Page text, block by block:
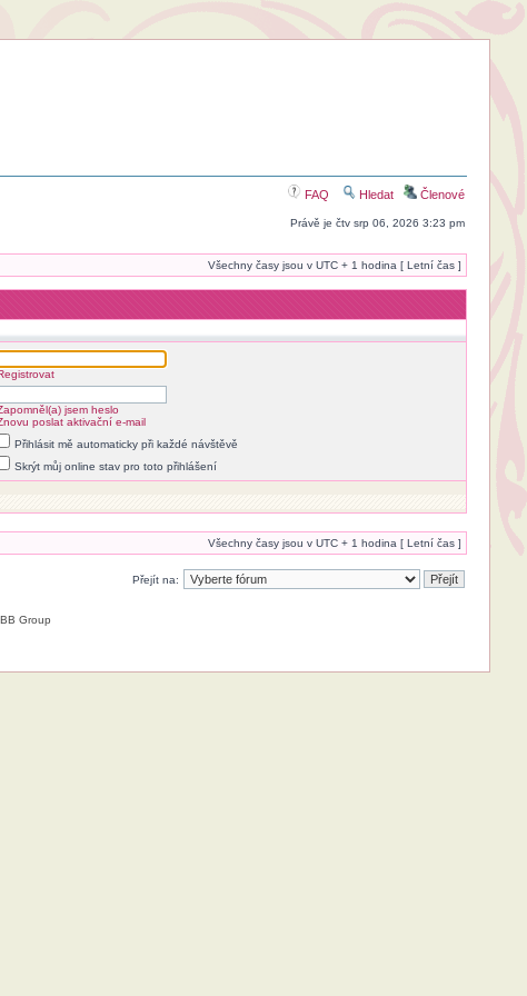
FAQ Hledat Členové
Právě je čtv srp 06, 2026 3:23 pm
Všechny časy jsou v UTC + 1 hodina [ Letní čas ]
jsem heslo
poslat aktivační e-mail
Přihlásit mě automaticky při každé návštěvě
Skrýt můj online stav pro toto přihlášení
Všechny časy jsou v UTC + 1 hodina [ Letní čas ]
Přejít na:
Group